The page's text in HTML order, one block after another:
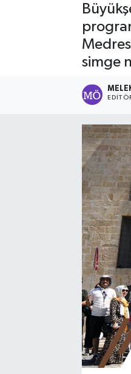
simge
Tarih - Kültür -
Tüm Manşetler
Son Dakika